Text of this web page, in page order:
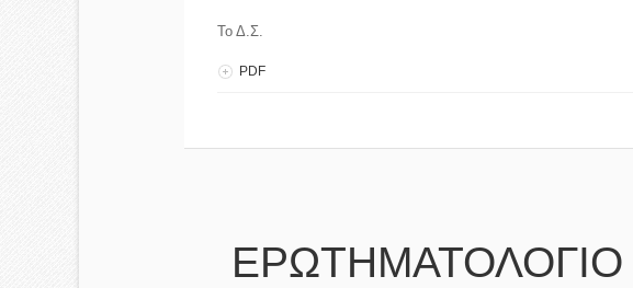
Το Δ.Σ.
PDF
ΕΡΩΤΗΜΑΤΟΛΟΓΙΟ